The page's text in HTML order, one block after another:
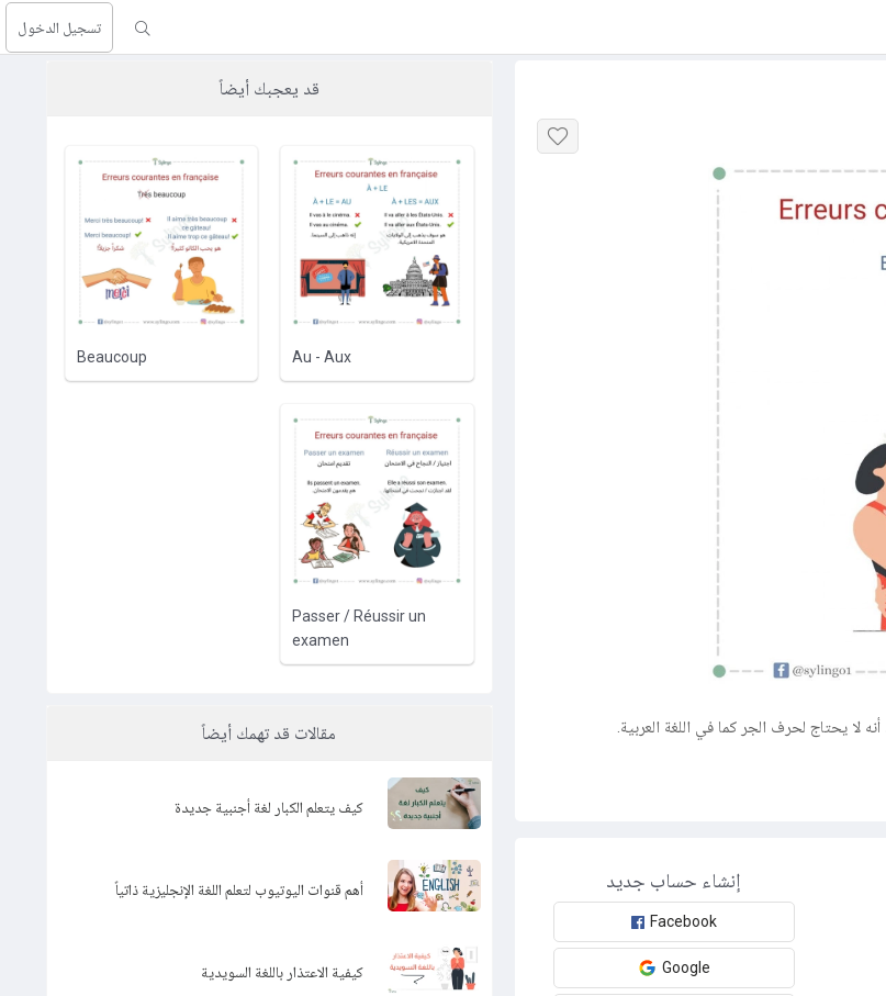
تسجيل الدخول
إنشاء حساب جديد
Facebook
Google
قد يعجبك أيضاً
Au - Aux
Beaucoup
Passer / Réussir un
examen
مقالات قد تهمك أيضاً
كيف يتعلم الكبار لغة أجنبية جديدة
أهم قنوات اليوتيوب لتعلم اللغة الإنجليزية ذاتياً
كيفية الاعتذار باللغة السويدية